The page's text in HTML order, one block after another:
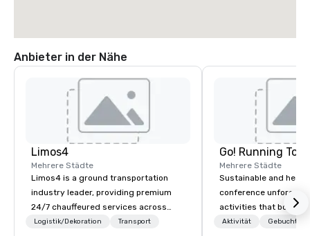
Anbieter in der Nähe
Limos4
Mehrere Städte
Limos4 is a ground transportation
industry leader, providing premium
24/7 chauffeured services across
200+ cities, 60+ countries and 250+
Logistik/Dekoration Transport
Go! Running
Mehrere Städte
Sustainable and
conference
activities that boost
lower carbon
Aktivität Gebuchte